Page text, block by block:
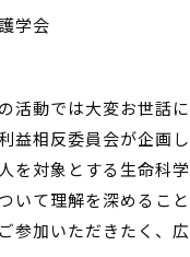
学会
活動では大変お世話に
益相反委員会が企画
を対象とする⽣命科
いて理解を深めるこ
参加いただきたく、